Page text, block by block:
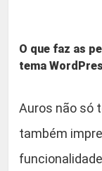
d
O que faz as
tema
Auros não só
também